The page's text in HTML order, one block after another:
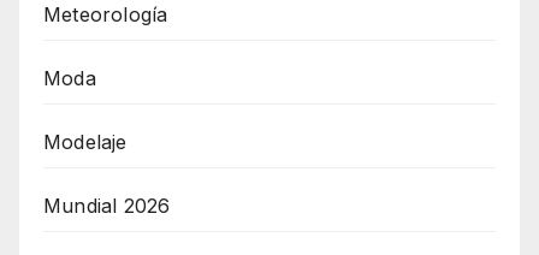
Meteorología
Moda
Modelaje
Mundial 2026